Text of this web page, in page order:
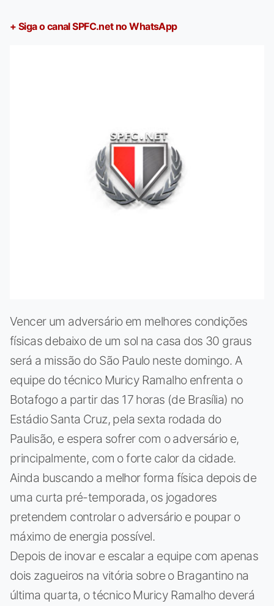
+ Siga o canal SPFC.net no WhatsApp
Vencer um adversário em melhores condições
físicas debaixo de um sol na casa dos 30 graus
será a missão do São Paulo neste domingo. A
equipe do técnico Muricy Ramalho enfrenta o
Botafogo a partir das 17 horas (de Brasília) no
Estádio Santa Cruz, pela sexta rodada do
Paulisão, e espera sofrer com o adversário e,
principalmente, com o forte calor da cidade.
Ainda buscando a melhor forma física depois de
uma curta pré-temporada, os jogadores
pretendem controlar o adversário e poupar o
máximo de energia possível.
Depois de inovar e escalar a equipe com apenas
dois zagueiros na vitória sobre o Bragantino na
última quarta, o técnico Muricy Ramalho deverá